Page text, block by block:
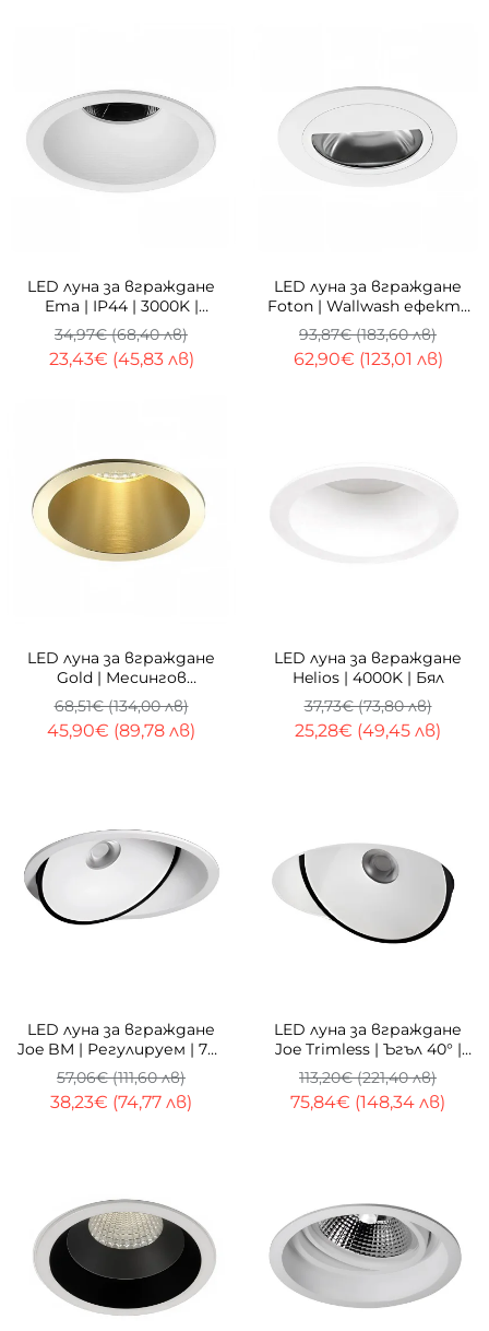
LED луна за вграждане
Ema | IP44 | 3000K |
Димиране
23,43€ (45,83 лв)
34,97€ (68,40 лв)
LED луна за вграждане
Foton | Wallwash ефект |
14W | 3000K
62,90€ (123,01 лв)
93,87€ (183,60 лв)
LED луна за вграждане
Gold | Месингов
рефлектор | 5W | 3000K
45,90€ (89,78 лв)
68,51€ (134,00 лв)
LED луна за вграждане
Helios | 4000K | Бял
25,28€ (49,45 лв)
37,73€ (73,80 лв)
LED луна за вграждане
Joe BM | Регулируем | 7W
| 3000K
38,23€ (74,77 лв)
57,06€ (111,60 лв)
LED луна за вграждане
Joe Trimless | Ъгъл 40° |
Безрамкова | 10W |
Димиране
75,84€ (148,34 лв)
113,20€ (221,40 лв)